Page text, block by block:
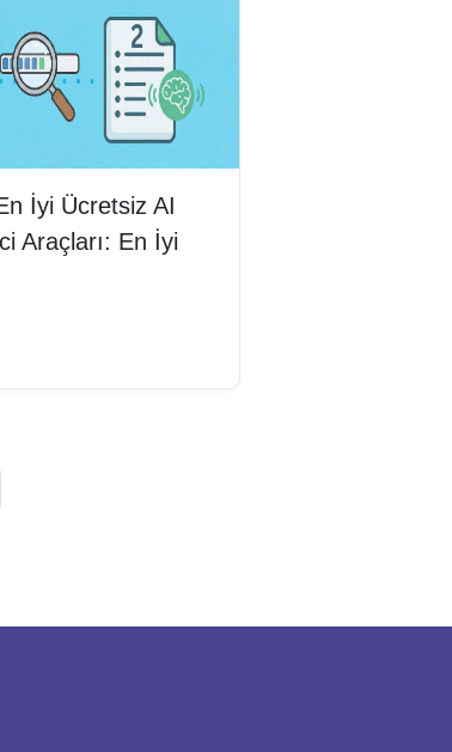
İyi Ücretsiz AI
Araçları: En İyi